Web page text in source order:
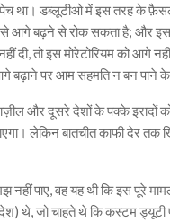
था। डब्लूटीओ में इस तरह के
आगे बढ़ने से रोक सकता है; और
दी, तो इस मोरेटोरियम को आगे
बढ़ाने पर आम सहमति न बन पाने
और दूसरे देशों के पक्के इरादों
लेकिन बातचीत काफी देर
पाए, वह यह थी कि इस पूरे
थे, जो चाहते थे कि कस्टम